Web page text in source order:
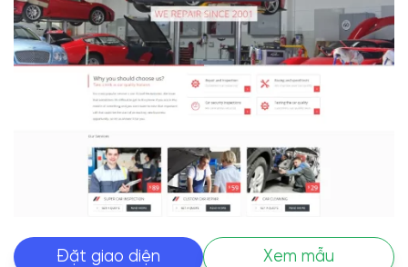
Đặt giao diện Xem mẫu